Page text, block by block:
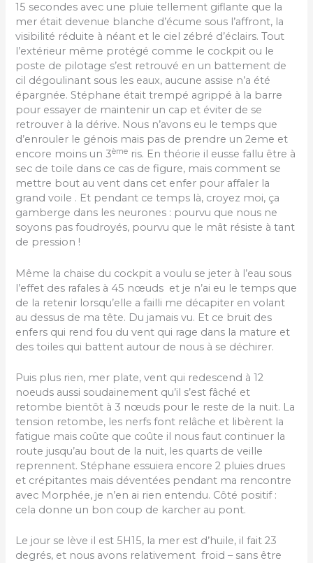
15 secondes avec une pluie tellement giflante que la
mer était devenue blanche d’écume sous l’affront, la
visibilité réduite à néant et le ciel zébré d’éclairs. Tout
l’extérieur même protégé comme le cockpit ou le
poste de pilotage s’est retrouvé en un battement de
cil dégoulinant sous les eaux, aucune assise n’a été
épargnée. Stéphane était trempé agrippé à la barre
pour essayer de maintenir un cap et éviter de se
retrouver à la dérive. Nous n’avons eu le temps que
d’enrouler le génois mais pas de prendre un 2eme et
encore moins un 3ème ris. En théorie il eusse fallu être à
sec de toile dans ce cas de figure, mais comment se
mettre bout au vent dans cet enfer pour affaler la
grand voile . Et pendant ce temps là, croyez moi, ça
gamberge dans les neurones : pourvu que nous ne
soyons pas foudroyés, pourvu que le mât résiste à tant
de pression !
Même la chaise du cockpit a voulu se jeter à l’eau sous
l’effet des rafales à 45 nœuds et je n’ai eu le temps que
de la retenir lorsqu’elle a failli me décapiter en volant
au dessus de ma tête. Du jamais vu. Et ce bruit des
enfers qui rend fou du vent qui rage dans la mature et
des toiles qui battent autour de nous à se déchirer.
Puis plus rien, mer plate, vent qui redescend à 12
noeuds aussi soudainement qu’il s’est fâché et
retombe bientôt à 3 nœuds pour le reste de la nuit. La
tension retombe, les nerfs font relâche et libèrent la
fatigue mais coûte que coûte il nous faut continuer la
route jusqu’au bout de la nuit, les quarts de veille
reprennent. Stéphane essuiera encore 2 pluies drues
et crépitantes mais déventées pendant ma rencontre
avec Morphée, je n’en ai rien entendu. Côté positif :
cela donne un bon coup de karcher au pont.
Le jour se lève il est 5H15, la mer est d’huile, il fait 23
degrés, et nous avons relativement froid – sans être